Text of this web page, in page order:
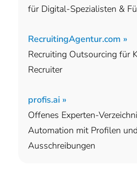
für Digital-Spezialisten &
RecruitingAgentur.com »
Recruiting Outsourcing für
Recruiter
profis.ai »
Offenes Experten-
Automation mit Profilen und
Ausschreibungen